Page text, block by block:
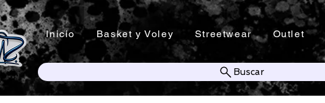
Inicio Basket y Voley Streetwear Outlet
Buscar